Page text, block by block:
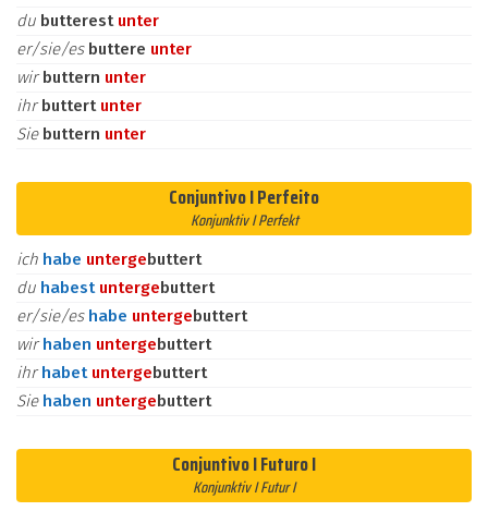
du butterest unter
er/sie/es buttere unter
wirbuttern unter
ihrbuttert unter
Sie buttern unter
Conjuntivo I Perfeito
Konjunktiv I Perfekt
ich habe untergebuttert
du habest untergebuttert
er/sie/es habe untergebuttert
wirhaben untergebuttert
ihrhabet untergebuttert
Sie haben untergebuttert
Conjuntivo I Futuro I
Konjunktiv I Futur I